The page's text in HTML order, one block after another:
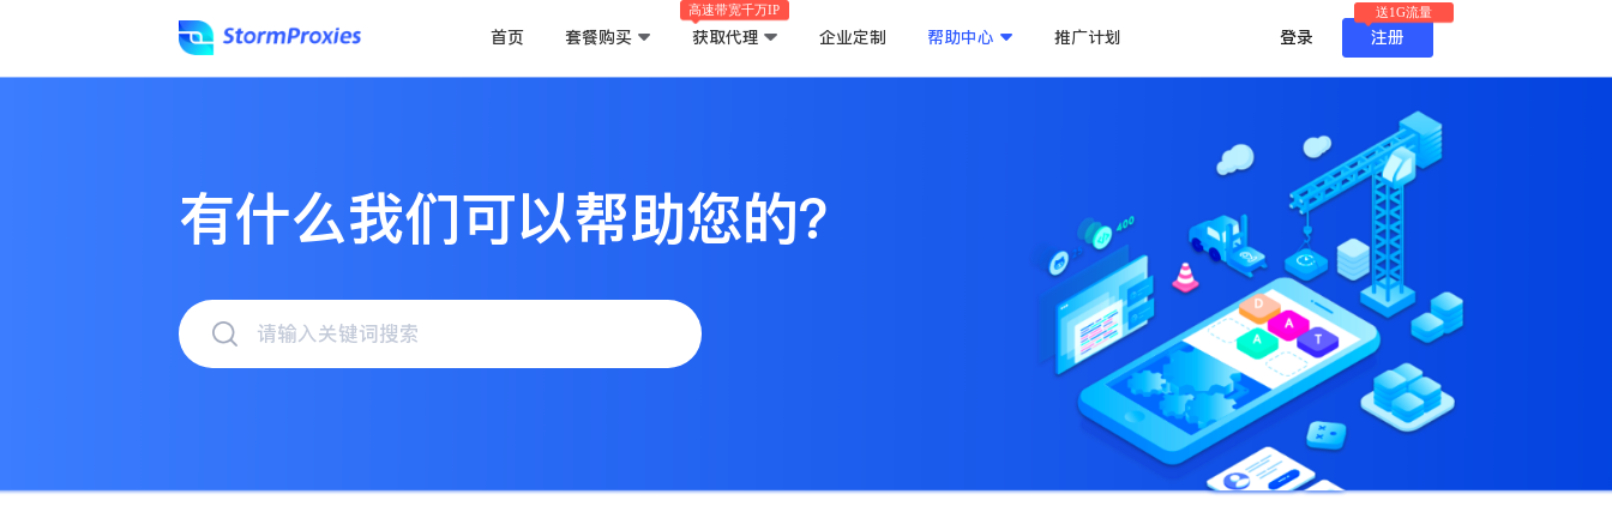
首页 套餐购买 获取代理
高速带宽千万IP
企业定制 帮助中心 推广计划 登录 注册
送1G流量
有什么我们可以帮助您的？